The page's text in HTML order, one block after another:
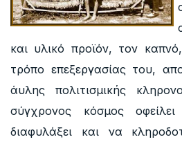
και υλικό προϊόν, τον
τρόπο επεξεργασίας του,
άυλης πολιτισμικής
σύγχρονος κόσμος
διαφυλάξει και να